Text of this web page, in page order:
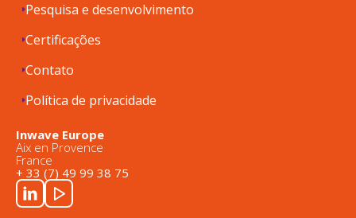
Pesquisa e desenvolvimento
Certificações
Contato
Política de privacidade
Inwave Europe
Aix en Provence
France
+ 33 (7) 49 99 38 75